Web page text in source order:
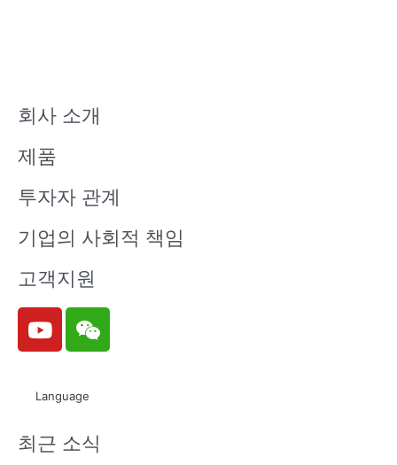
회사 소개
제품
투자자 관계
기업의 사회적 책임
고객지원
Y
o
u
e
W
e
i
n
Language
최근 소식